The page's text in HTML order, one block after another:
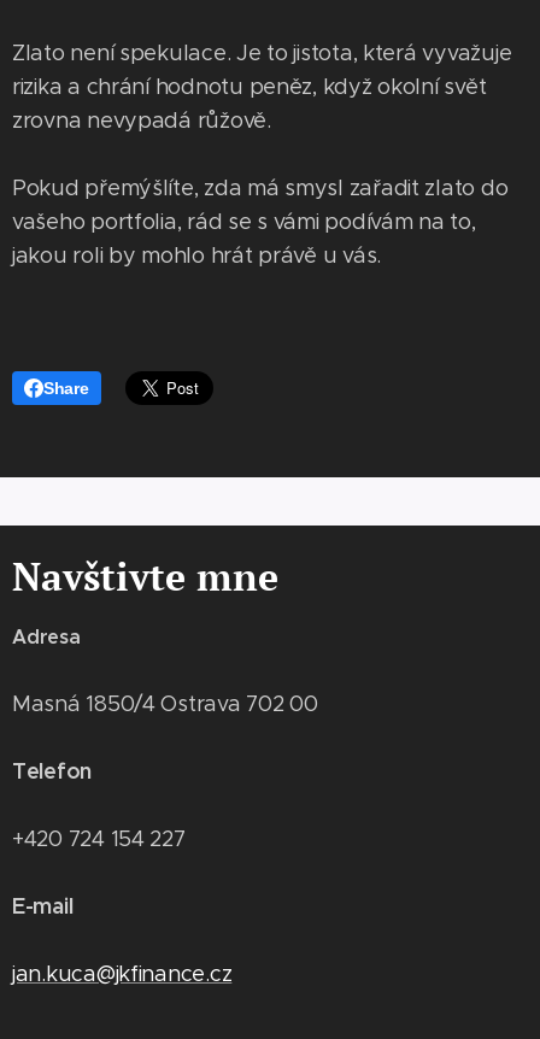
Zlato není spekulace. Je to jistota, která vyvažuje
rizika a chrání hodnotu peněz, když okolní svět
zrovna nevypadá růžově.
Pokud přemýšlíte, zda má smysl zařadit zlato do
vašeho portfolia, rád se s vámi podívám na to,
jakou roli by mohlo hrát právě u vás.
Share
Navštivte mne
Adresa
Masná 1850/4 Ostrava 702 00
Telefon
+420 724 154 227
E-mail
jan.kuca@jkfinance.cz